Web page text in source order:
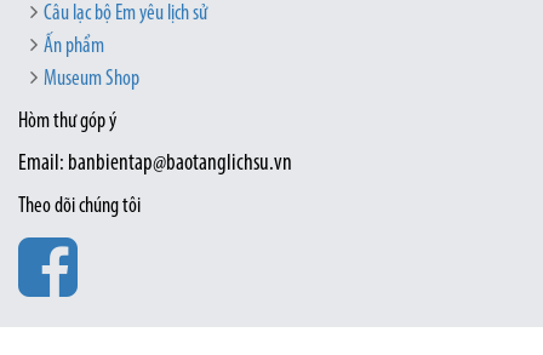
Câu lạc bộ Em yêu lịch sử
Ấn phẩm
Museum Shop
Hòm thư góp ý
Email: banbientap@baotanglichsu.vn
Theo dõi chúng tôi